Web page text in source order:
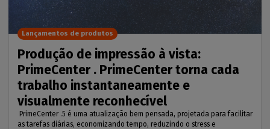
Produção de impressão à vista:
PrimeCenter . PrimeCenter torna cada
trabalho instantaneamente e
visualmente reconhecível
PrimeCenter .5 é uma atualização bem pensada, projetada para facilitar
as tarefas diárias, economizando tempo, reduzindo o stress e
Lançamentos de produtos